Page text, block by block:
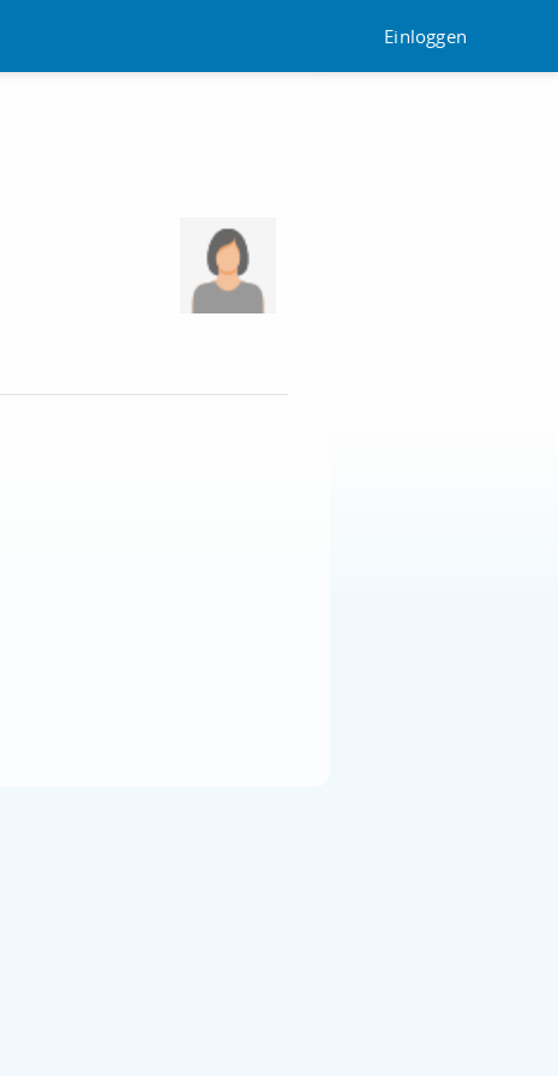
Einloggen